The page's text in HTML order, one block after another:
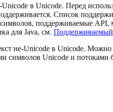
в Unicode. Перед
Список
поддерживаемые API,
для Java, см. Поддерживаемый
не-Unicode в Unicode.
символов Unicode и потоками